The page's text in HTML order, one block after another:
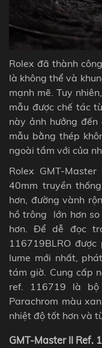
Rolex đã thành
là không thể và
mạnh mẽ. Tuy
mẫu được chế tác
này ảnh hưởng
mẫu bằng thép
ngoài tầm với của
Rolex GMT-
40mm truyền
hơn, đường vành
hồ trông lớn hơn so
hơn. Để dễ đọc
116719BLRO
lume mới nhất,
tám giờ. Cung cấp
ref. 116719 là
Parachrom màu
nhiệt độ tốt hơn và
GMT-Master II Ref.